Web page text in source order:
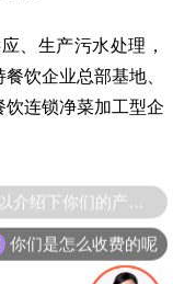
、生产污水处理，
饮企业总部基地、
连锁净菜加工型企
你们是怎么收费的呢